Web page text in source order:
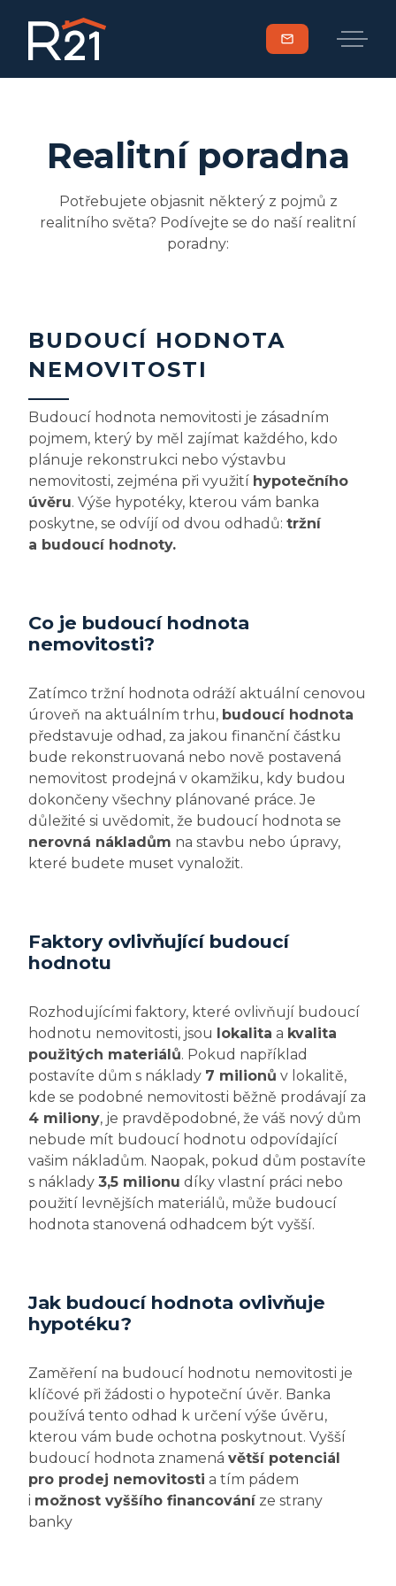
mail
Realitní poradna
Potřebujete objasnit některý z pojmů z
realitního světa? Podívejte se do naší realitní
poradny:
BUDOUCÍ HODNOTA
NEMOVITOSTI
Budoucí hodnota nemovitosti je zásadním
pojmem, který by měl zajímat každého, kdo
plánuje rekonstrukci nebo výstavbu
nemovitosti, zejména při využití hypotečního
úvěru. Výše hypotéky, kterou vám banka
poskytne, se odvíjí od dvou odhadů: tržní
a budoucí hodnoty.
Co je budoucí hodnota
nemovitosti?
Zatímco tržní hodnota odráží aktuální cenovou
úroveň na aktuálním trhu, budoucí hodnota
představuje odhad, za jakou finanční částku
bude rekonstruovaná nebo nově postavená
nemovitost prodejná v okamžiku, kdy budou
dokončeny všechny plánované práce. Je
důležité si uvědomit, že budoucí hodnota se
nerovná nákladům na stavbu nebo úpravy,
které budete muset vynaložit.
Faktory ovlivňující budoucí
hodnotu
Rozhodujícími faktory, které ovlivňují budoucí
hodnotu nemovitosti, jsou lokalita a kvalita
použitých materiálů. Pokud například
postavíte dům s náklady 7 milionů v lokalitě,
kde se podobné nemovitosti běžně prodávají za
4 miliony, je pravděpodobné, že váš nový dům
nebude mít budoucí hodnotu odpovídající
vašim nákladům. Naopak, pokud dům postavíte
s náklady 3,5 milionu díky vlastní práci nebo
použití levnějších materiálů, může budoucí
hodnota stanovená odhadcem být vyšší.
Jak budoucí hodnota ovlivňuje
hypotéku?
Zaměření na budoucí hodnotu nemovitosti je
klíčové při žádosti o hypoteční úvěr. Banka
používá tento odhad k určení výše úvěru,
kterou vám bude ochotna poskytnout. Vyšší
budoucí hodnota znamená větší potenciál
pro prodej nemovitosti a tím pádem
i možnost vyššího financováníze strany
banky